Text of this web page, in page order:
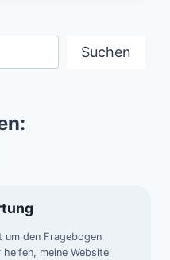
Suchen
um den Fragebogen
meine Website